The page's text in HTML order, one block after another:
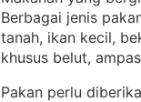
Berbagai jenis
tanah, ikan kecil,
khusus belut,
Pakan perlu